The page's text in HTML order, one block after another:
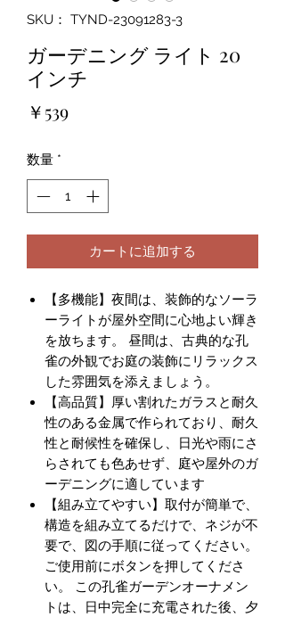
SKU： TYND-23091283-3
ガーデニング ライト 20
インチ
￥539価
数量 *
カートに追加する
【多機能】夜間は、装飾的なソーラ
ーライトが屋外空間に心地よい輝き
を放ちます。 昼間は、古典的な孔
雀の外観でお庭の装飾にリラックス
した雰囲気を添えましょう。
【高品質】厚い割れたガラスと耐久
性のある金属で作られており、耐久
性と耐候性を確保し、日光や雨にさ
らされても色あせず、庭や屋外のガ
ーデニングに適しています
【組み立てやすい】取付が簡単で、
構造を組み立てるだけで、ネジが不
要で、図の手順に従ってください。
ご使用前にボタンを押してくださ
い。 この孔雀ガーデンオーナメン
トは、日中完全に充電された後、夕